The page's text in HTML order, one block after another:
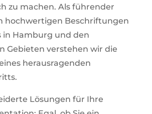
zu machen. Als führender
hochwertigen Beschriftungen
in Hamburg und den
Gebieten verstehen wir die
herausragenden
Lösungen für Ihre